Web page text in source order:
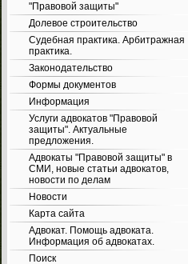
"Правовой защиты"
Долевое строительство
Судебная практика. Арбитражная
практика.
Законодательство
Формы документов
Информация
Услуги адвокатов "Правовой
защиты". Актуальные
предложения.
Адвокаты "Правовой защиты" в
СМИ, новые статьи адвокатов,
новости по делам
Новости
Карта сайта
Адвокат. Помощь адвоката.
Информация об адвокатах.
Поиск